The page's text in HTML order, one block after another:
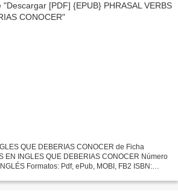
QUE DEBERIAS CONOCER de Ficha
EN INGLES QUE DEBERIAS CONOCER Número
Formatos: Pdf, ePub, MOBI, FB2 ISBN: